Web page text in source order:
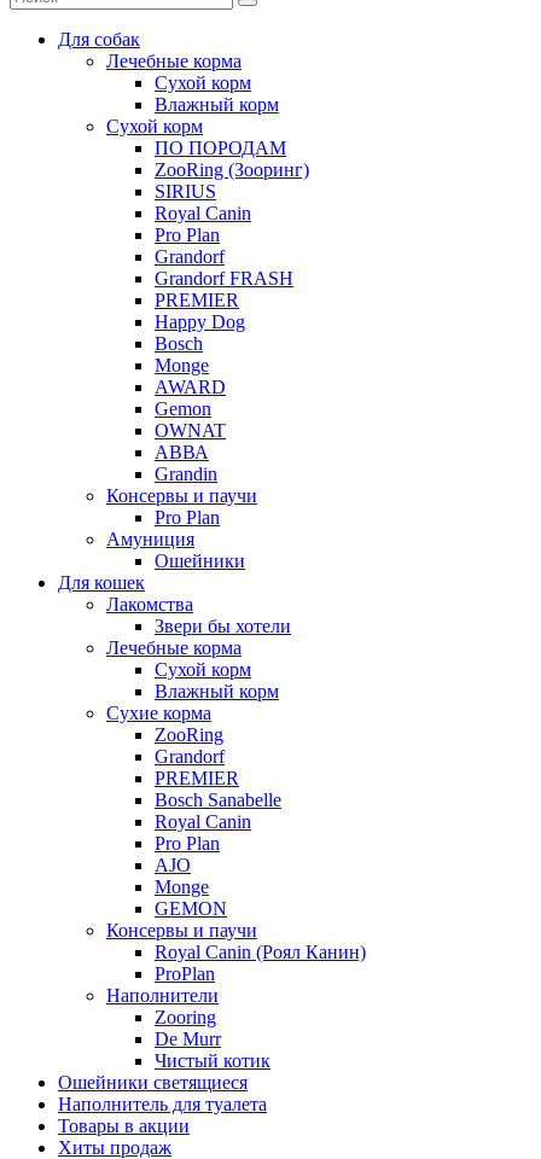
Для собак
Лечебные корма
Сухой корм
Влажный корм
Сухой корм
ПО ПОРОДАМ
ZooRing (Зооринг)
SIRIUS
Royal Canin
Pro Plan
Grandorf
Grandorf FRASH
PREMIER
Happy Dog
Bosch
Monge
AWARD
Gemon
OWNAT
АВВА
Grandin
Консервы и паучи
Pro Plan
Амуниция
Ошейники
Для кошек
Лакомства
Звери бы хотели
Лечебные корма
Сухой корм
Влажный корм
Сухие корма
ZooRing
Grandorf
PREMIER
Bosch Sanabelle
Royal Canin
Pro Plan
AJO
Monge
GEMON
Консервы и паучи
Royal Canin (Роял Канин)
ProPlan
Наполнители
Zooring
De Murr
Чистый котик
Ошейники светящиеся
Наполнитель для туалета
Товары в акции
Хиты продаж